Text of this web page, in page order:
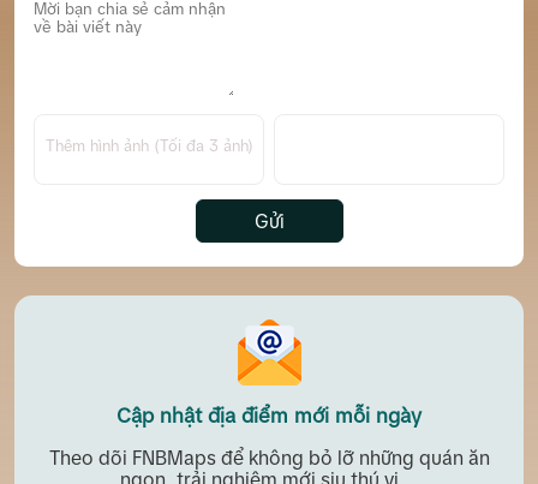
Thêm hình ảnh (Tối đa 3 ảnh)
Gửi
Cập nhật địa điểm mới mỗi ngày
Theo dõi FNBMaps để không bỏ lỡ những quán ăn